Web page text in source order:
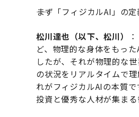
――まず「フィジカルAI」の
松川達也（以下、松川）
ど、物理的な身体をもっ
したが、それが物理的な
の状況をリアルタイムで
れがフィジカルAIの本質
投資と優秀な人材が集まる